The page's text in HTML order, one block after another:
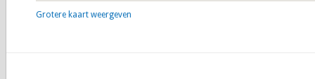
Grotere kaart weergeven